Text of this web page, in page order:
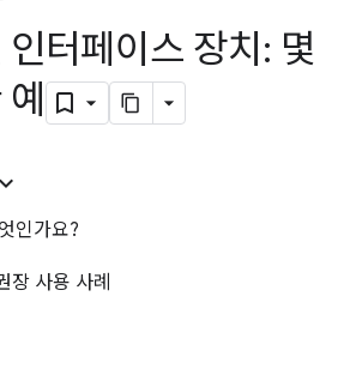
터페이스 장치: 몇
인가요?
사용 사례